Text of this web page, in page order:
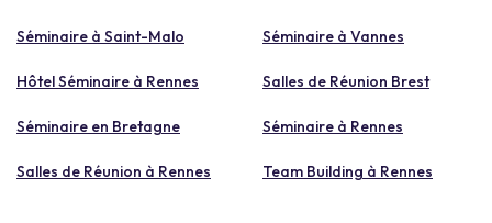
Séminaire à Saint-Malo Séminaire à Vannes
Hôtel Séminaire à Rennes Salles de Réunion Brest
Séminaire en Bretagne Séminaire à Rennes
Salles de Réunion à Rennes Team Building à Rennes